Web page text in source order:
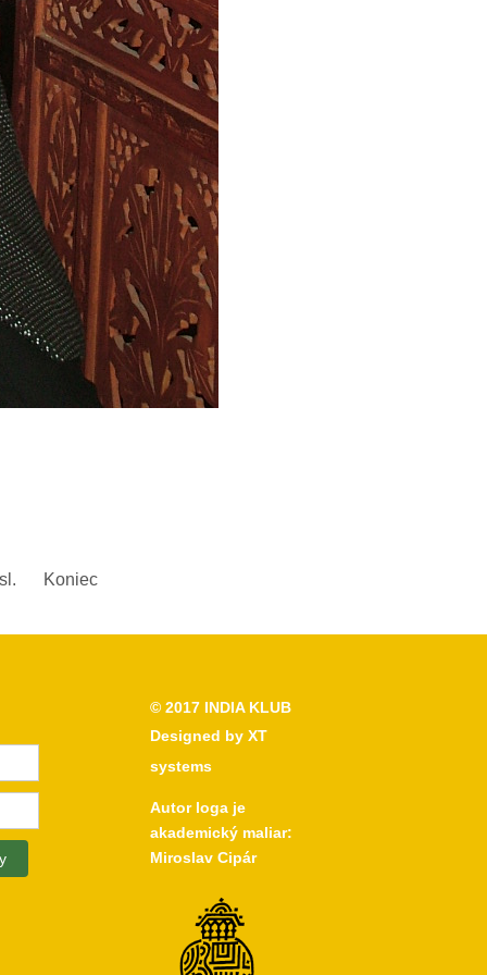
Koniec
© 2017 INDIA KLUB
Designed by XT
systems
Autor loga je
akademický maliar:
Miroslav Cipár